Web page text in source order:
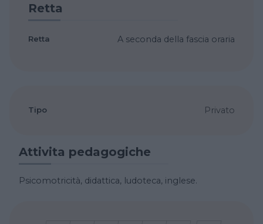
Retta
Retta A seconda della fascia oraria
Tipo Privato
Attivita pedagogiche
Psicomotricità, didattica, ludoteca, inglese.